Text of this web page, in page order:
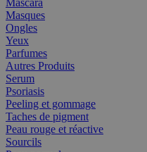
Masques
Ongles
Yeux
Parfumes
Autres Produits
Serum
Psoriasis
Peeling et gommage
Taches de pigment
Peau rouge et réactive
Sourcils